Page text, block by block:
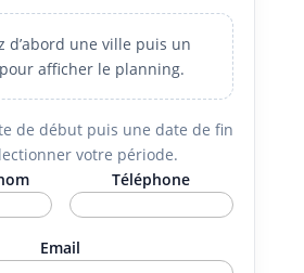
d’abord une ville puis un
afficher le planning.
de début puis une date de fin
votre période.
Téléphone
Email